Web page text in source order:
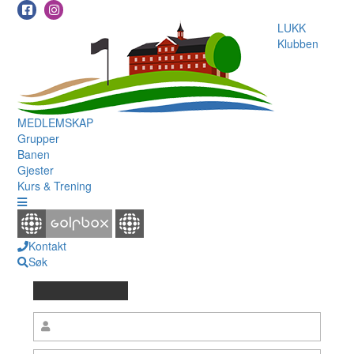
LUKK
Klubben
MEDLEMSKAP
Grupper
Banen
Gjester
Kurs & Trening
Kontakt
Søk